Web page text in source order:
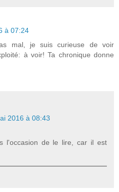
à 07:24
mal, je suis curieuse de voir
à voir! Ta chronique donne
2016 à 08:43
l'occasion de le lire, car il est